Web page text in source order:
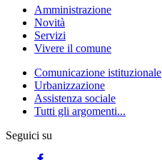
Amministrazione
Novità
Servizi
Vivere il comune
Comunicazione istituzionale
Urbanizzazione
Assistenza sociale
Tutti gli argomenti...
Seguici su